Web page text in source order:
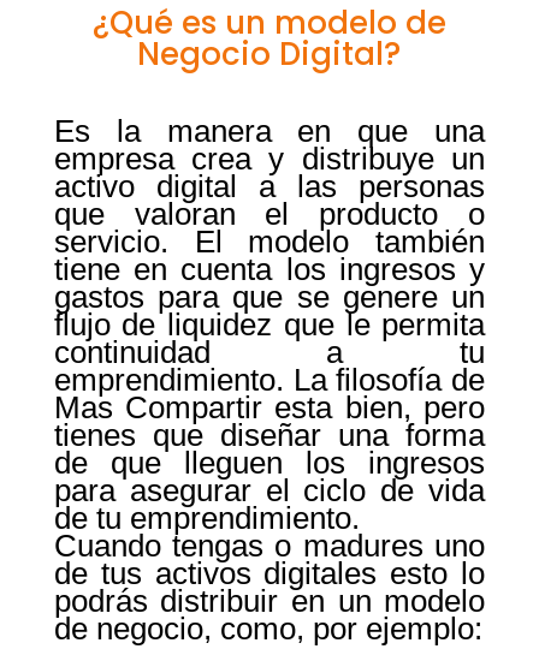
¿Qué es un modelo de
Negocio Digital?
Es la manera en que una
empresa crea y distribuye un
activo digital a las personas
que valoran el producto o
servicio. El modelo también
tiene en cuenta los ingresos y
gastos para que se genere un
flujo de liquidez que le permita
continuidad a tu
emprendimiento. La filosofía de
Mas Compartir esta bien, pero
tienes que diseñar una forma
de que lleguen los ingresos
para asegurar el ciclo de vida
de tu emprendimiento.
Cuando tengas o madures uno
de tus activos digitales esto lo
podrás distribuir en un modelo
de negocio, como, por ejemplo: